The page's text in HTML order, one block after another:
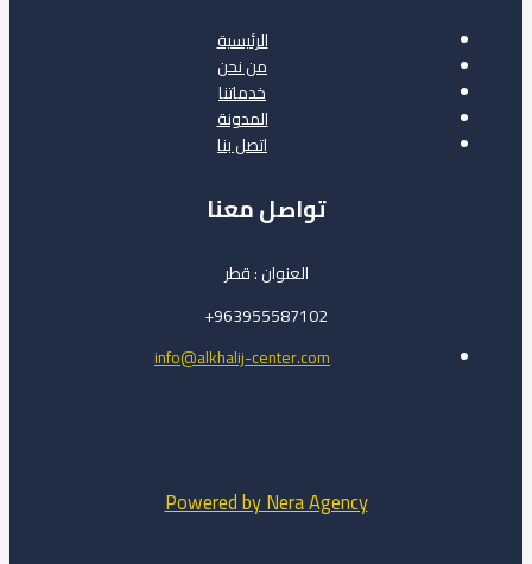
تواصل معنا
العنوان : قطر
963955587102+
info@alkhalij-center.com
Powered by Nera Agency